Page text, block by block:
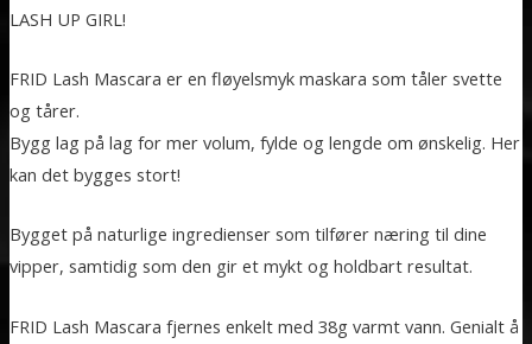
LASH UP GIRL!
FRID Lash Mascara er en fløyelsmyk maskara som tåler svette
og tårer.
Bygg lag på lag for mer volum, fylde og lengde om ønskelig. Her
kan det bygges stort!
Bygget på naturlige ingredienser som tilfører næring til dine
vipper, samtidig som den gir et mykt og holdbart resultat.
FRID Lash Mascara fjernes enkelt med 38g varmt vann. Genialt å